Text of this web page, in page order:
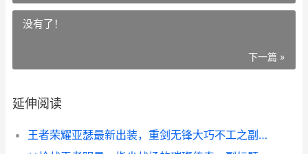
没有了！
下一篇 »
延伸阅读
王者荣耀亚瑟最新出装，重剑无锋大巧不工之副标题